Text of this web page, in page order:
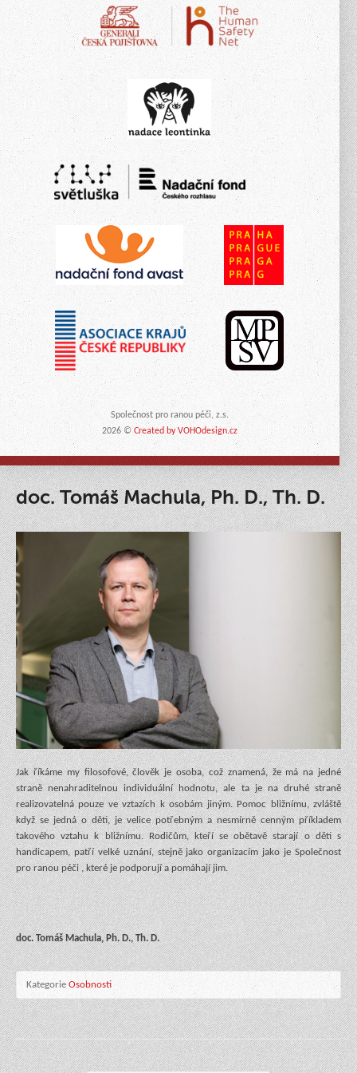
Společnost pro ranou péči, z.s.
2026 ©Created by VOHOdesign.cz
doc. Tomáš Machula, Ph. D., Th. D.
Jak říkáme my filosofové, člověk je osoba, což znamená, že má na jedné
straně nenahraditelnou individuální hodnotu, ale ta je na druhé straně
realizovatelná pouze ve vztazích k osobám jiným. Pomoc bližnímu, zvláště
když se jedná o děti, je velice potřebným a nesmírně cenným příkladem
takového vztahu k bližnímu. Rodičům, kteří se obětavě starají o děti s
handicapem, patří velké uznání, stejně jako organizacím jako je Společnost
pro ranou péči , které je podporují a pomáhají jim.
doc. Tomáš Machula, Ph. D., Th. D.
Kategorie Osobnosti